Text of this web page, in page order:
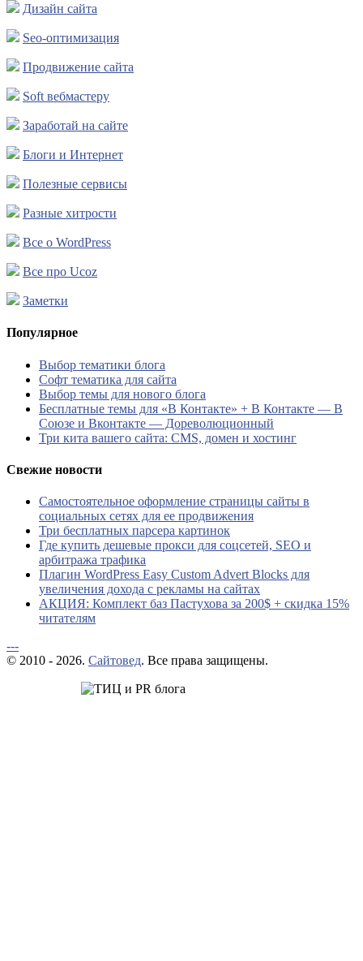
Дизайн сайта
Seo-оптимизация
Продвижение сайта
Soft вебмастеру
Заработай на сайте
Блоги и Интернет
Полезные сервисы
Разные хитрости
Все о WordPress
Все про Ucoz
Заметки
Популярное
Выбор тематики блога
Софт тематика для сайта
Выбор темы для нового блога
Бесплатные темы для «В Контакте» + В Контакте — В
Союзе и Вконтакте — Дореволюционный
Три кита вашего сайта: CMS, домен и хостинг
Свежие новости
Самостоятельное оформление страницы сайты в
социальных сетях для ее продвижения
Три бесплатных парсера картинок
Где купить дешевые прокси для соцсетей, SEO и
арбитража трафика
Плагин WordPress Easy Custom Advert Blocks для
увеличения дохода с рекламы на сайтах
АКЦИЯ: Комплект баз Пастухова за 200$ + скидка 15%
читателям
---
© 2010 - 2026. Сайтовед. Все права защищены.